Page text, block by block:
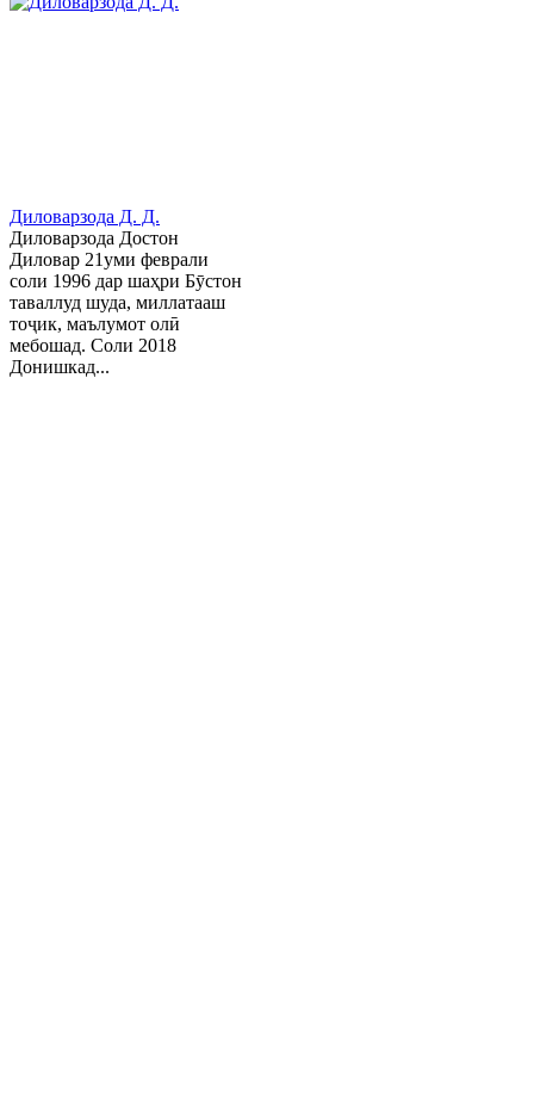
Диловарзода Д. Д.
Диловарзода Достон
Диловар 21уми феврали
соли 1996 дар шаҳри Бӯстон
таваллуд шуда, миллатааш
тоҷик, маълумот олӣ
мебошад. Соли 2018
Донишкад...